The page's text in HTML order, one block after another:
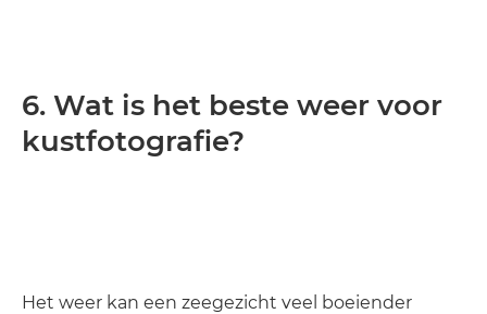
6. Wat is het beste weer voor
kustfotografie?
Het weer kan een zeegezicht veel boeiender